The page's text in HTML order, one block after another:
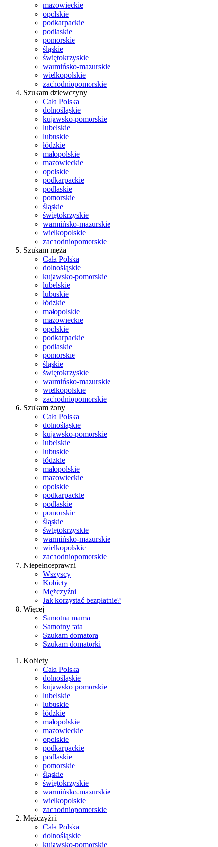
mazowieckie
opolskie
podkarpackie
podlaskie
pomorskie
śląskie
świętokrzyskie
warmińsko-mazurskie
wielkopolskie
zachodniopomorskie
Szukam dziewczyny
Cała Polska
dolnośląskie
kujawsko-pomorskie
lubelskie
lubuskie
łódzkie
małopolskie
mazowieckie
opolskie
podkarpackie
podlaskie
pomorskie
śląskie
świętokrzyskie
warmińsko-mazurskie
wielkopolskie
zachodniopomorskie
Szukam męża
Cała Polska
dolnośląskie
kujawsko-pomorskie
lubelskie
lubuskie
łódzkie
małopolskie
mazowieckie
opolskie
podkarpackie
podlaskie
pomorskie
śląskie
świętokrzyskie
warmińsko-mazurskie
wielkopolskie
zachodniopomorskie
Szukam żony
Cała Polska
dolnośląskie
kujawsko-pomorskie
lubelskie
lubuskie
łódzkie
małopolskie
mazowieckie
opolskie
podkarpackie
podlaskie
pomorskie
śląskie
świętokrzyskie
warmińsko-mazurskie
wielkopolskie
zachodniopomorskie
Niepełnosprawni
Wszyscy
Kobiety
Mężczyźni
Jak korzystać bezpłatnie?
Więcej
Samotna mama
Samotny tata
Szukam domatora
Szukam domatorki
Kobiety
Cała Polska
dolnośląskie
kujawsko-pomorskie
lubelskie
lubuskie
łódzkie
małopolskie
mazowieckie
opolskie
podkarpackie
podlaskie
pomorskie
śląskie
świętokrzyskie
warmińsko-mazurskie
wielkopolskie
zachodniopomorskie
Mężczyźni
Cała Polska
dolnośląskie
kujawsko-pomorskie